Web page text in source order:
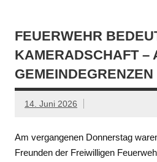
FEUERWEHR
KAMERADSCHAFT –
14. Juni 2026
Am vergangenen Donnerstag
Freunden der Freiwilligen